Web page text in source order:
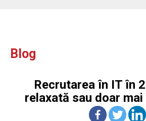
Blog
Recrutarea în IT în
relaxată sau doar